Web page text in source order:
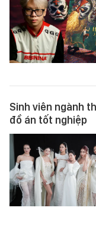
Sinh viên ngành
đồ án tốt nghiệp